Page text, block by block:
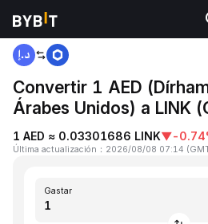
Inicio AED to LINK
Convertir 1 AED
Árabes Unidos) a LINK
1 AED ≈ 0.03301686 LINK▼-
Última actualización ： 2026/08/08 07:14 (
Gastar